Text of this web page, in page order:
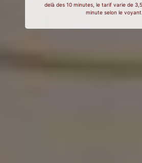
delà des 10 minutes, le tarif varie de
minute selon le voyant.